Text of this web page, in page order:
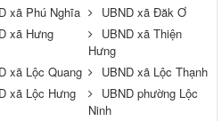
xã Phú Nghĩa
UBND xã Đăk Ơ
xã Hưng
UBND xã Thiện
Hưng
xã Lộc Quang
UBND xã Lộc Thạnh
xã Lộc Hưng
UBND phường Lộc
Ninh